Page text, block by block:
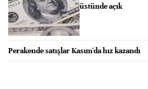
üstünde açık
Perakende satışlar Kasım'da hız kazandı